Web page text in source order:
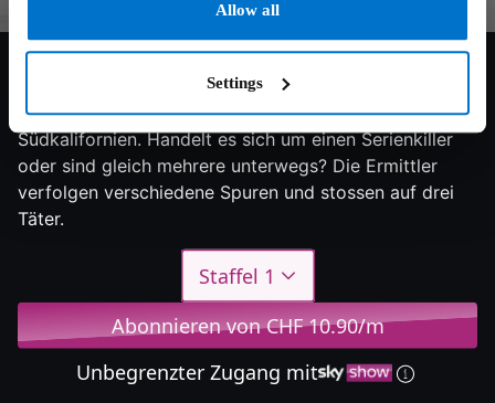
Allow all
Settings
6.4/10 2025 1 Staffel Doku
131 Mordopfer erschüttern die Polizei in
Südkalifornien. Handelt es sich um einen Serienkiller
oder sind gleich mehrere unterwegs? Die Ermittler
verfolgen verschiedene Spuren und stossen auf drei
Täter.
Staffel 1
Abonnieren von CHF 10.90/m
Unbegrenzter Zugang mit